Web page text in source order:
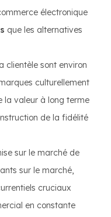
électronique
que les alternatives
clientèle sont environ
culturellement
la valeur à long terme
de la fidélité
sur le marché de
sur le marché,
cruciaux
en constante